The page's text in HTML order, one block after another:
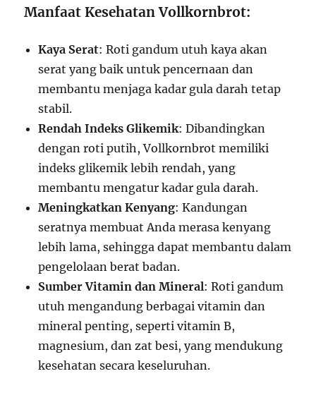
Manfaat Kesehatan Vollkornbrot:
Kaya Serat: Roti gandum utuh kaya akan
serat yang baik untuk pencernaan dan
membantu menjaga kadar gula darah tetap
stabil.
Rendah Indeks Glikemik: Dibandingkan
dengan roti putih, Vollkornbrot memiliki
indeks glikemik lebih rendah, yang
membantu mengatur kadar gula darah.
Meningkatkan Kenyang: Kandungan
seratnya membuat Anda merasa kenyang
lebih lama, sehingga dapat membantu dalam
pengelolaan berat badan.
Sumber Vitamin dan Mineral: Roti gandum
utuh mengandung berbagai vitamin dan
mineral penting, seperti vitamin B,
magnesium, dan zat besi, yang mendukung
kesehatan secara keseluruhan.